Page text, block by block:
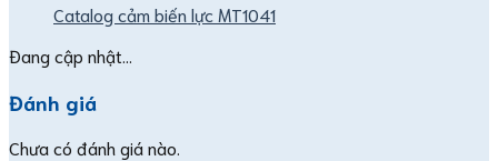
Catalog cảm biến lực MT1041
Đang cập nhật...
Đánh giá
Chưa có đánh giá nào.